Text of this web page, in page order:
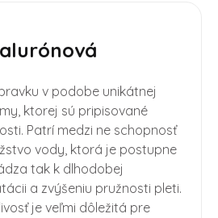
v podobe unikátnej
ktorej sú pripisované
Patrí medzi ne schopnosť
vody, ktorá je postupne
tak k dlhodobej
a zvýšeniu pružnosti pleti.
je veľmi dôležitá pre